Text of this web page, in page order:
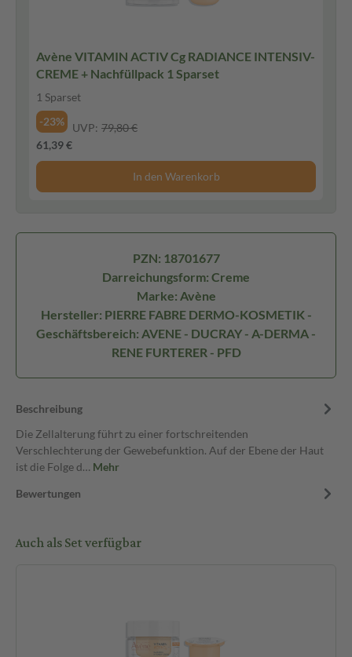
Avène VITAMIN ACTIV Cg RADIANCE INTENSIV-
CREME + Nachfüllpack 1 Sparset
1 Sparset
-23%
UVP: 79,80 €
61,39 €
In den Warenkorb
PZN: 18701677
Darreichungsform: Creme
Marke: Avène
Hersteller: PIERRE FABRE DERMO-KOSMETIK -
Geschäftsbereich: AVENE - DUCRAY - A-DERMA -
RENE FURTERER - PFD
Beschreibung
Die Zellalterung führt zu einer fortschreitenden
Verschlechterung der Gewebefunktion. Auf der Ebene der Haut
ist die Folge d… Mehr
Bewertungen
Auch als Set verfügbar